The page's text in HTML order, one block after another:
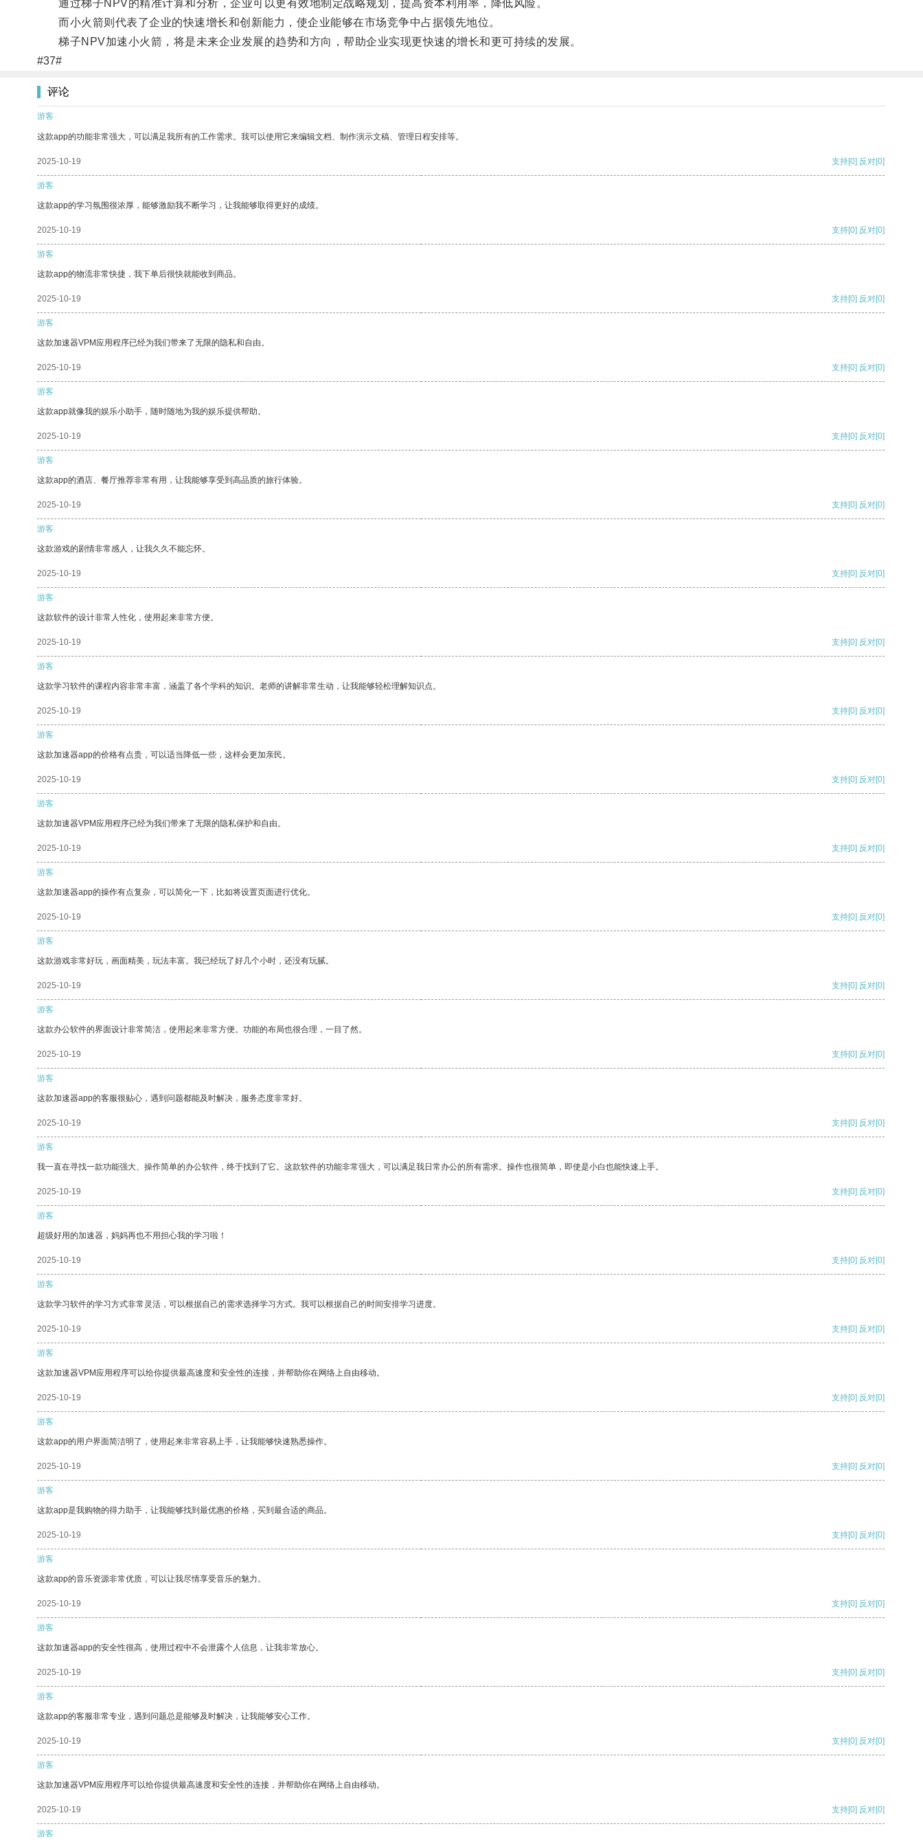
通过梯子NPV的精准计算和分析，企业可以更有效地制定战略规划，提高资本利用率，降低风险。
而小火箭则代表了企业的快速增长和创新能力，使企业能够在市场竞争中占据领先地位。
梯子NPV加速小火箭，将是未来企业发展的趋势和方向，帮助企业实现更快速的增长和更可持续的发展。
#37#
评论
游客
这款app的功能非常强大，可以满足我所有的工作需求。我可以使用它来编辑文档、制作演示文稿、管理日程安排等。
2025-10-19 支持[0] 反对[0]
游客
这款app的学习氛围很浓厚，能够激励我不断学习，让我能够取得更好的成绩。
2025-10-19 支持[0] 反对[0]
游客
这款app的物流非常快捷，我下单后很快就能收到商品。
2025-10-19 支持[0] 反对[0]
游客
这款加速器VPM应用程序已经为我们带来了无限的隐私和自由。
2025-10-19 支持[0] 反对[0]
游客
这款app就像我的娱乐小助手，随时随地为我的娱乐提供帮助。
2025-10-19 支持[0] 反对[0]
游客
这款app的酒店、餐厅推荐非常有用，让我能够享受到高品质的旅行体验。
2025-10-19 支持[0] 反对[0]
游客
这款游戏的剧情非常感人，让我久久不能忘怀。
2025-10-19 支持[0] 反对[0]
游客
这款软件的设计非常人性化，使用起来非常方便。
2025-10-19 支持[0] 反对[0]
游客
这款学习软件的课程内容非常丰富，涵盖了各个学科的知识。老师的讲解非常生动，让我能够轻松理解知识点。
2025-10-19 支持[0] 反对[0]
游客
这款加速器app的价格有点贵，可以适当降低一些，这样会更加亲民。
2025-10-19 支持[0] 反对[0]
游客
这款加速器VPM应用程序已经为我们带来了无限的隐私保护和自由。
2025-10-19 支持[0] 反对[0]
游客
这款加速器app的操作有点复杂，可以简化一下，比如将设置页面进行优化。
2025-10-19 支持[0] 反对[0]
游客
这款游戏非常好玩，画面精美，玩法丰富。我已经玩了好几个小时，还没有玩腻。
2025-10-19 支持[0] 反对[0]
游客
这款办公软件的界面设计非常简洁，使用起来非常方便。功能的布局也很合理，一目了然。
2025-10-19 支持[0] 反对[0]
游客
这款加速器app的客服很贴心，遇到问题都能及时解决，服务态度非常好。
2025-10-19 支持[0] 反对[0]
游客
我一直在寻找一款功能强大、操作简单的办公软件，终于找到了它。这款软件的功能非常强大，可以满足我日常办公的所有需求。操作也很简单，即使是小白也能快速上手。
2025-10-19 支持[0] 反对[0]
游客
超级好用的加速器，妈妈再也不用担心我的学习啦！
2025-10-19 支持[0] 反对[0]
游客
这款学习软件的学习方式非常灵活，可以根据自己的需求选择学习方式。我可以根据自己的时间安排学习进度。
2025-10-19 支持[0] 反对[0]
游客
这款加速器VPM应用程序可以给你提供最高速度和安全性的连接，并帮助你在网络上自由移动。
2025-10-19 支持[0] 反对[0]
游客
这款app的用户界面简洁明了，使用起来非常容易上手，让我能够快速熟悉操作。
2025-10-19 支持[0] 反对[0]
游客
这款app是我购物的得力助手，让我能够找到最优惠的价格，买到最合适的商品。
2025-10-19 支持[0] 反对[0]
游客
这款app的音乐资源非常优质，可以让我尽情享受音乐的魅力。
2025-10-19 支持[0] 反对[0]
游客
这款加速器app的安全性很高，使用过程中不会泄露个人信息，让我非常放心。
2025-10-19 支持[0] 反对[0]
游客
这款app的客服非常专业，遇到问题总是能够及时解决，让我能够安心工作。
2025-10-19 支持[0] 反对[0]
游客
这款加速器VPM应用程序可以给你提供最高速度和安全性的连接，并帮助你在网络上自由移动。
2025-10-19 支持[0] 反对[0]
游客